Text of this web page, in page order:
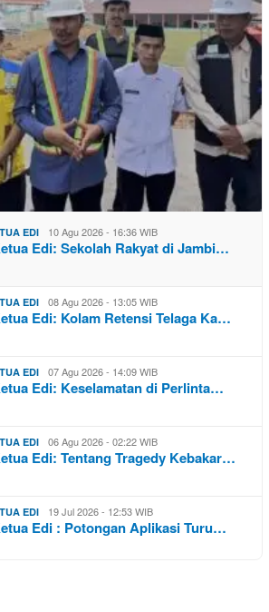
EDI 10 Agu 2026 - 16:36 WIB
Edi: Sekolah Rakyat di Jambi…
EDI 08 Agu 2026 - 13:05 WIB
Edi: Kolam Retensi Telaga Ka…
EDI 07 Agu 2026 - 14:09 WIB
Edi: Keselamatan di Perlinta…
EDI 06 Agu 2026 - 02:22 WIB
Edi: Tentang Tragedy Kebakar…
EDI 19 Jul 2026 - 12:53 WIB
Edi : Potongan Aplikasi Turu…